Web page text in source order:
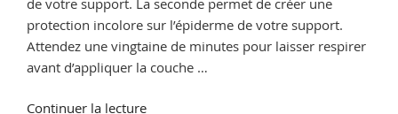
protection incolore sur l’épiderme de votre support.
Attendez une vingtaine de minutes pour laisser respirer
avant d’appliquer la couche …
Continuer la lecturede